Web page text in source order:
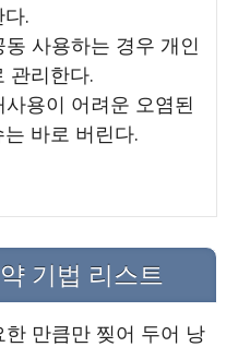
.
동 사용하는 경우 개인
관리한다.
사용이 어려운 오염된
는 바로 버린다.
기법 리스트
만큼만 찢어 두어 낭